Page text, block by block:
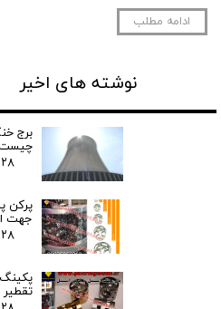
ادامه مطلب
نوشته های اخیر
برج
۲۸ بهمن ۹۹
پرکن
جهت
۲۸ بهمن ۹۹
تقطیر